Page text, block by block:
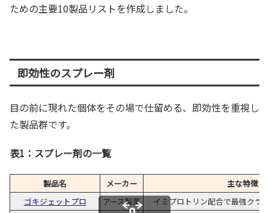
ための主要10製品リストを作成しました。
即効性のスプレー剤
目の前に現れた個体をその場で仕留める、即効性を重視し
た製品群です。
表1：スプレー剤の一覧
製品名 メーカー
主な特徴
ゴキジェットプロ
アース製薬
イミプロトリン配合で最強クラ